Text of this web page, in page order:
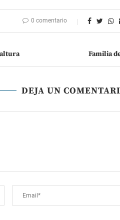
0 comentario
Familia
DEJA UN